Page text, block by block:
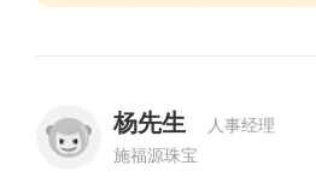
杨先生
人事经理
施福源珠宝